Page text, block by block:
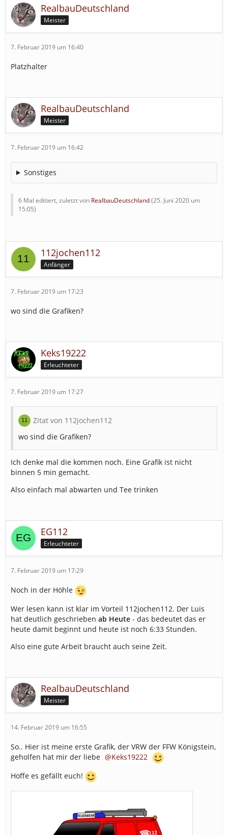
RealbauDeutschland
Meister
7. Februar 2019 um 16:40
Platzhalter
RealbauDeutschland
Meister
7. Februar 2019 um 16:42
Sonstiges
6 Mal editiert, zuletzt von RealbauDeutschland(25. Juni 2020 um
15:05)
112jochen112
Anfänger
7. Februar 2019 um 17:23
wo sind die Grafiken?
Keks19222
Erleuchteter
7. Februar 2019 um 17:27
Zitat von 112jochen112
wo sind die Grafiken?
Ich denke mal die kommen noch. Eine Grafik ist nicht
binnen 5 min gemacht.
Also einfach mal abwarten und Tee trinken
EG112
Erleuchteter
7. Februar 2019 um 17:29
Noch in der Höhle
Wer lesen kann ist klar im Vorteil 112jochen112. Der Luis
hat deutlich geschrieben ab Heute - das bedeutet das er
heute damit beginnt und heute ist noch 6:33 Stunden.
Also eine gute Arbeit braucht auch seine Zeit.
RealbauDeutschland
Meister
14. Februar 2019 um 16:55
So.. Hier ist meine erste Grafik, der VRW der FFW Königstein,
geholfen hat mir der liebe
Keks19222
Hoffe es gefällt euch!